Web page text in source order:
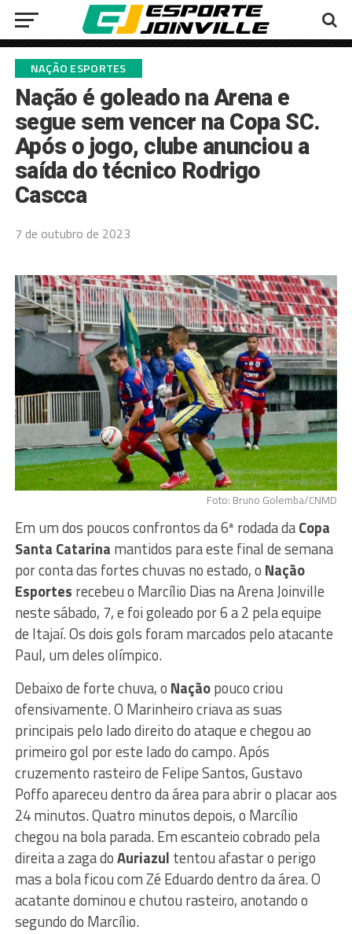
NAÇÃO ESPORTES
Nação é goleado na Arena e
segue sem vencer na Copa SC.
Após o jogo, clube anunciou a
saída do técnico Rodrigo
Cascca
7 de outubro de 2023
Foto: Bruno Golemba/CNMD
Em um dos poucos confrontos da 6ª rodada daCopa
Santa Catarina mantidos para este final de semana
por conta das fortes chuvas no estado, o Nação
Esportes recebeu o Marcílio Dias na Arena Joinville
neste sábado, 7, e foi goleado por 6 a 2 pela equipe
de Itajaí. Os dois gols foram marcados pelo atacante
Paul, um deles olímpico.
Debaixo de forte chuva, o Naçãopouco criou
ofensivamente. O Marinheiro criava as suas
principais pelo lado direito do ataque e chegou ao
primeiro gol por este lado do campo. Após
cruzemento rasteiro de Felipe Santos, Gustavo
Poffo apareceu dentro da área para abrir o placar aos
24 minutos. Quatro minutos depois, o Marcílio
chegou na bola parada. Em escanteio cobrado pela
direita a zaga doAuriazul tentou afastar o perigo
mas a bola ficou com Zé Eduardo dentro da área. O
acatante dominou e chutou rasteiro, anotando o
segundo do Marcílio.